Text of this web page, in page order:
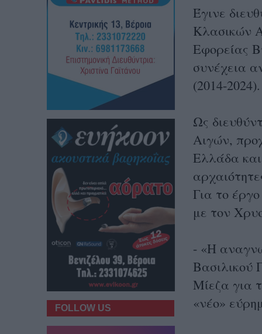
Έγινε
Κλασικών
Εφορείας
συνέχεια
(2014-
Ως
Αιγών,
Ελλάδα
Για το
με τον
- «Η
Βασιλικού
Μίεζα για
«νέο»
FOLLOW US